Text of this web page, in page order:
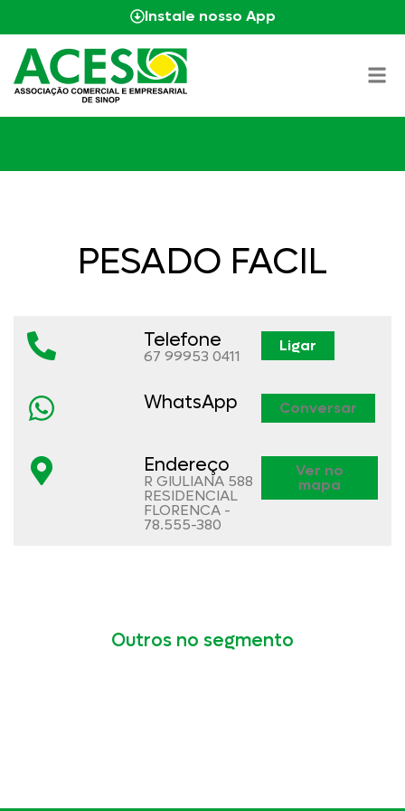
Instale nosso App
PESADO FACIL
Telefone
67 99953 0411
Ligar
WhatsApp Conversar
Endereço
R GIULIANA 588
RESIDENCIAL
FLORENCA -
78.555-380
Ver no
mapa
Outros no segmento